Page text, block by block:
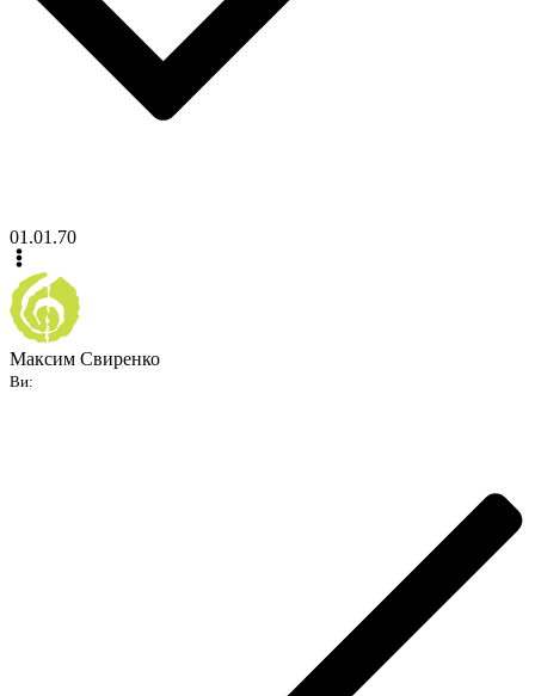
01.01.70
Максим Свиренко
Ви: